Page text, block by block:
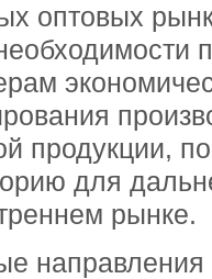
оптовых
продукции,
для
рынке.